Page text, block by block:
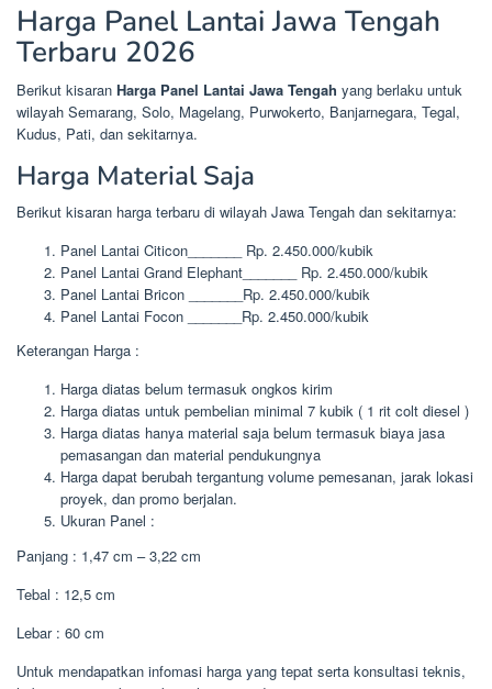
Harga Panel Lantai Jawa Tengah
Terbaru 2026
Berikut kisaran Harga Panel Lantai Jawa Tengah yang berlaku untuk
wilayah Semarang, Solo, Magelang, Purwokerto, Banjarnegara, Tegal,
Kudus, Pati, dan sekitarnya.
Harga Material Saja
Berikut kisaran harga terbaru di wilayah Jawa Tengah dan sekitarnya:
Panel Lantai Citicon_______ Rp. 2.450.000/kubik
Panel Lantai Grand Elephant_______ Rp. 2.450.000/kubik
Panel Lantai Bricon _______Rp. 2.450.000/kubik
Panel Lantai Focon _______Rp. 2.450.000/kubik
Keterangan Harga :
Harga diatas belum termasuk ongkos kirim
Harga diatas untuk pembelian minimal 7 kubik ( 1 rit colt diesel )
Harga diatas hanya material saja belum termasuk biaya jasa
pemasangan dan material pendukungnya
Harga dapat berubah tergantung volume pemesanan, jarak lokasi
proyek, dan promo berjalan.
Ukuran Panel :
Panjang : 1,47 cm – 3,22 cm
Tebal : 12,5 cm
Lebar : 60 cm
Untuk mendapatkan infomasi harga yang tepat serta konsultasi teknis,